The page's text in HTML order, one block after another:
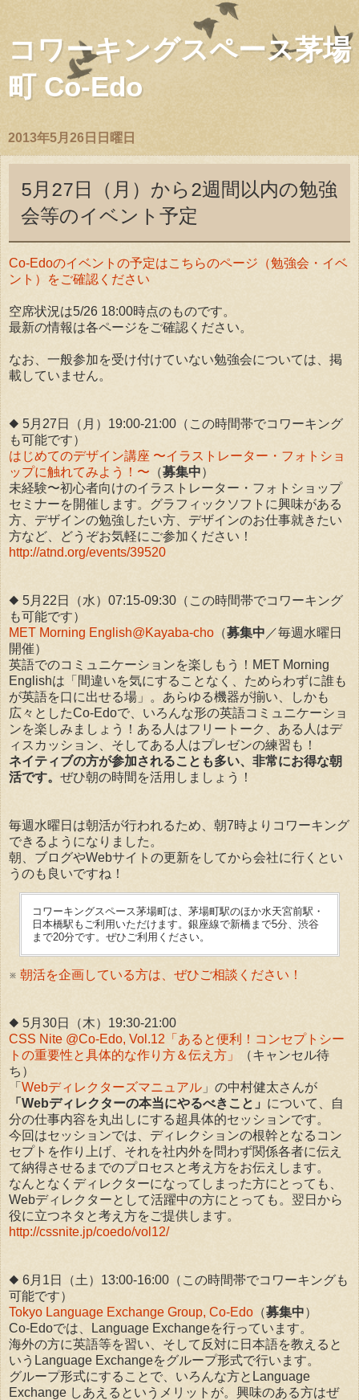
コワーキングスペース茅場
町 Co-Edo
2013年5月26日日曜日
5月27日（月）から2週間以内の勉強
会等のイベント予定
Co-Edoのイベントの予定はこちらのページ（勉強会・イベ
ント）をご確認ください
空席状況は5/26 18:00時点のものです。
最新の情報は各ページをご確認ください。
なお、一般参加を受け付けていない勉強会については、掲
載していません。
◆ 5月27日（月）19:00-21:00（この時間帯でコワーキング
も可能です）
はじめてのデザイン講座 〜イラストレーター・フォトショ
ップに触れてみよう！〜 （募集中）
未経験〜初心者向けのイラストレーター・フォトショップ
セミナーを開催します。グラフィックソフトに興味がある
方、デザインの勉強したい方、デザインのお仕事就きたい
方など、どうぞお気軽にご参加ください！
http://atnd.org/events/39520
◆ 5月22日（水）07:15-09:30（この時間帯でコワーキング
も可能です）
MET Morning English@Kayaba-cho （募集中 ／毎週水曜日
開催）
英語でのコミュニケーションを楽しもう！MET Morning
Englishは「間違いを気にすることなく、ためらわずに誰も
が英語を口に出せる場」。あらゆる機器が揃い、しかも
広々としたCo-Edoで、いろんな形の英語コミュニケーショ
ンを楽しみましょう！ある人はフリートーク、ある人はデ
ィスカッション、そしてある人はプレゼンの練習も！
ネイティブの方が参加されることも多い、非常にお得な朝
活です。 ぜひ朝の時間を活用しましょう！
毎週水曜日は朝活が行われるため、朝7時よりコワーキング
できるようになりました。
朝、ブログやWebサイトの更新をしてから会社に行くとい
うのも良いですね！
コワーキングスペース茅場町は、茅場町駅のほか水天宮前駅・
日本橋駅もご利用いただけます。銀座線で新橋まで5分、渋谷
まで20分です。ぜひご利用ください。
※ 朝活を企画している方は、ぜひご相談ください！
◆ 5月30日（木）19:30-21:00
CSS Nite @Co-Edo, Vol.12「あると便利！コンセプトシー
トの重要性と具体的な作り方＆伝え方」
（キャンセル待
ち）
「 Webディレクターズマニュアル 」の中村健太さんが
「Webディレクターの本当にやるべきこと」 について、自
分の仕事内容を丸出しにする超具体的セッションです。
今回はセッションでは、ディレクションの根幹となるコン
セプトを作り上げ、それを社内外を問わず関係各者に伝え
て納得させるまでのプロセスと考え方をお伝えします。
なんとなくディレクターになってしまった方にとっても、
Webディレクターとして活躍中の方にとっても。翌日から
役に立つネタと考え方をご提供します。
http://cssnite.jp/coedo/vol12/
◆ 6月1日（土）13:00-16:00（この時間帯でコワーキングも
可能です）
Tokyo Language Exchange Group, Co-Edo （募集中）
Co-Edoでは、Language Exchangeを行っています。
海外の方に英語等を習い、そして反対に日本語を教えると
いうLanguage Exchangeをグループ形式で行います。
グループ形式にすることで、いろんな方とLanguage
Exchange しあえるというメリットが。興味のある方はぜ